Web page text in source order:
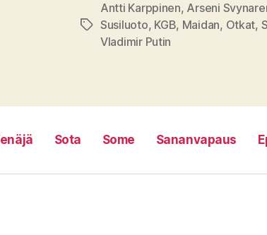
Avainsanat
Antti Karppinen, Arseni
Susiluoto, KGB, Maidan, Otkat,
Vladimir Putin
Sota Some Sananvapaus